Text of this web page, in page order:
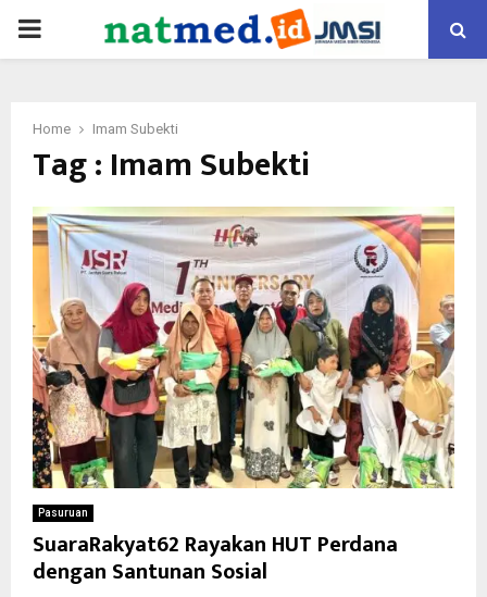
PRIMARY
Home Imam Subekti
Tag : Imam Subekti
Pasuruan
SuaraRakyat62 Rayakan HUT Perdana
dengan Santunan Sosial